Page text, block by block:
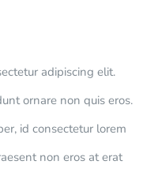
adipiscing elit.
ornare non quis eros.
id consectetur lorem
non eros at erat